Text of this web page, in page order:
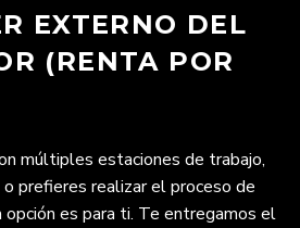
EXTERNO DEL
(RENTA POR
múltiples estaciones de trabajo,
prefieres realizar el proceso de
es para ti. Te entregamos el